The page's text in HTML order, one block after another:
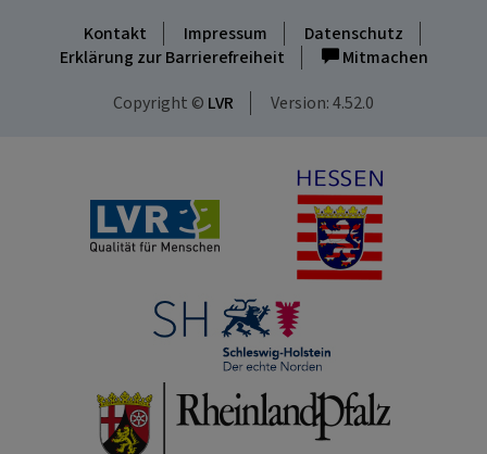
Kontakt Impressum
Datenschutz
Erklärung zur Barrierefreiheit
Mitmachen
Copyright © LVR Version: 4.52.0